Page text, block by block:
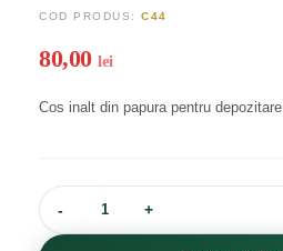
COD PRODUS: C44
80,00lei
Cos inalt din papura pentru depozitare.